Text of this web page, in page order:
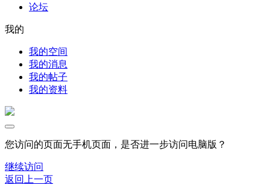
论坛
我的
我的空间
我的消息
我的帖子
我的资料
您访问的页面无手机页面，是否进一步访问电脑版？
继续访问
返回上一页